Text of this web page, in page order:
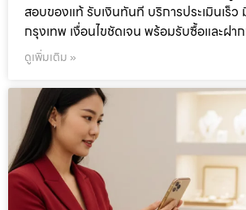
สอบของแท้ รับเงินทันที บริการประเมินเร็
กรุงเทพ เงื่อนไขชัดเจน พร้อมรับซื้อและฝา
ดูเพิ่มเติม »